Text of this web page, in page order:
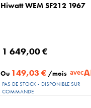
Hiwatt WEM SF212 1967
1 649,00 €
Ou 149,03 € /mois avec
PAS DE STOCK - DISPONIBLE SUR
COMMANDE